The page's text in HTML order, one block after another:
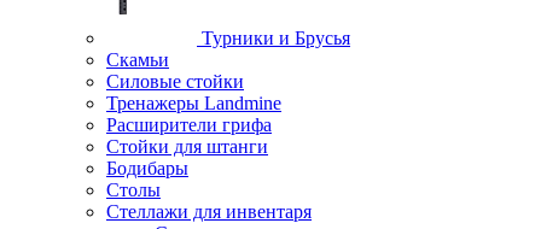
Турники и Брусья
Скамьи
Силовые стойки
Тренажеры Landmine
Расширители грифа
Стойки для штанги
Бодибары
Столы
Стеллажи для инвентаря